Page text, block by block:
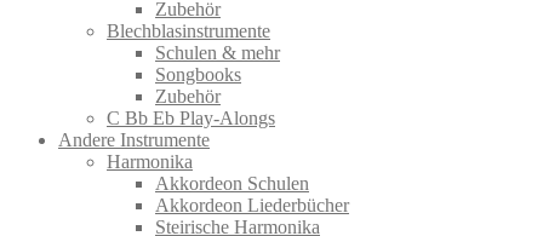
Zubehör
Blechblasinstrumente
Schulen & mehr
Songbooks
Zubehör
C Bb Eb Play-Alongs
Andere Instrumente
Harmonika
Akkordeon Schulen
Akkordeon Liederbücher
Steirische Harmonika